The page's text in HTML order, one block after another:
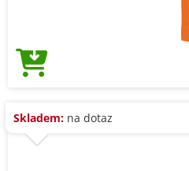
Skladem: na dotaz